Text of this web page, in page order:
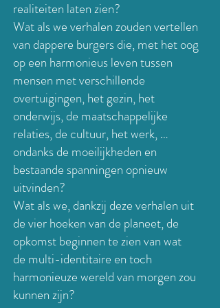
realiteiten laten zien?
Wat als we verhalen zouden vertellen
van dappere burgers die, met het oog
op een harmonieus leven tussen
mensen met verschillende
overtuigingen, het gezin, het
onderwijs, de maatschappelijke
relaties, de cultuur, het werk, …
ondanks de moeilijkheden en
bestaande spanningen opnieuw
uitvinden?
Wat als we, dankzij deze verhalen uit
de vier hoeken van de planeet, de
opkomst beginnen te zien van wat
de multi-identitaire en toch
harmonieuze wereld van morgenzou
kunnen zijn?